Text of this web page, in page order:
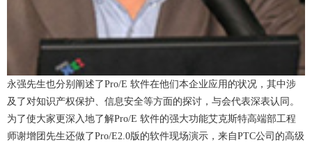
永强先生也分别阐述了Pro/E 软件在他们本企业应用的状况，其中涉
及了对知识产权保护、信息安全等方面的探讨，与会代表深表认同。
为了使大家更深入地了解Pro/E 软件的强大功能艾克斯特高端部工程
师谢增团先生还做了Pro/E2.0版的软件现场演示，来自PTC公司的高级